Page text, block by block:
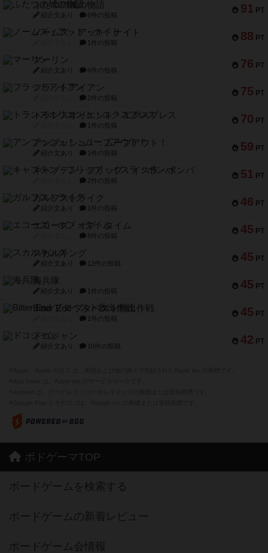
91 PT
ふたつの城の物語
紹介文あり 6件の投稿
88 PT
ノームズ・アット・ナイト
1件の投稿
76 PT
マーリン
紹介文あり 6件の投稿
75 PT
フラットアイアン
2件の投稿
70 PT
トランスオリエント・エクスプレス
1件の投稿
59 PT
アンブッシュ！：ムーブアウト！
紹介文あり 1件の投稿
51 PT
キャプテン・フリップ：イスラ・ボンバ
2件の投稿
46 PT
ガルフストライク
紹介文あり 1件の投稿
45 PT
エコーズ・オブ・タイム
8件の投稿
45 PT
スカルキング
紹介文あり 12件の投稿
45 PT
海兵隊
紹介文あり 1件の投稿
45 PT
Bitter End ブタペスト救出作戦
1件の投稿
42 PT
ドコジャン
紹介文あり 10件の投稿
ボドゲーマTOP
ボードゲームを検索する
ボードゲームの新着レビュー
ボードゲーム会情報